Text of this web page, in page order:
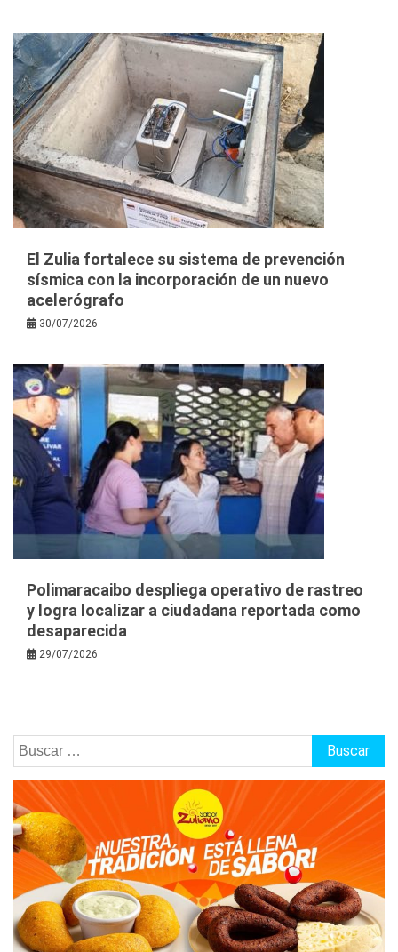
El Zulia fortalece su sistema de prevención
sísmica con la incorporación de un nuevo
acelerógrafo
30/07/2026
Polimaracaibo despliega operativo de rastreo
y logra localizar a ciudadana reportada como
desaparecida
29/07/2026
Buscar: